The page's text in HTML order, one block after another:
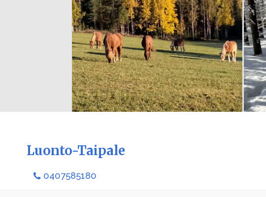
Luonto-Taipale
0407585180